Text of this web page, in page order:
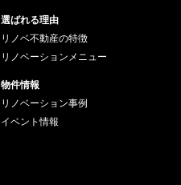
選ばれる理由
リノベ不動産の特徴
リノベーションメニュー
物件情報
リノベーション事例
イベント情報